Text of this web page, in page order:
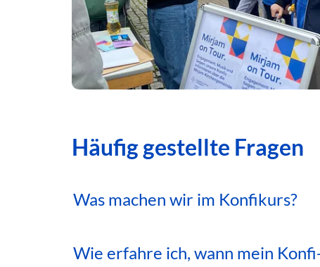
Häufig gestellte Fragen
Was machen wir im Konfikurs?
Wie erfahre ich, wann mein